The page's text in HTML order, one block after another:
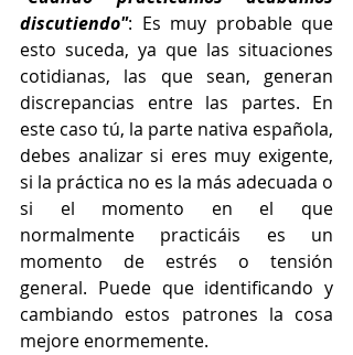
discutiendo": Es muy probable que
esto suceda, ya que las situaciones
cotidianas, las que sean, generan
discrepancias entre las partes. En
este caso tú, la parte nativa española,
debes analizar si eres muy exigente,
si la práctica no es la más adecuada o
si el momento en el que
normalmente practicáis es un
momento de estrés o tensión
general. Puede que identificando y
cambiando estos patrones la cosa
mejore enormemente.